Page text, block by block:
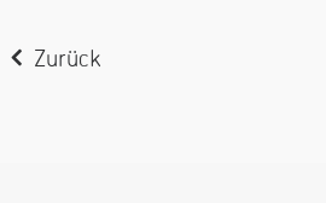
Zurück